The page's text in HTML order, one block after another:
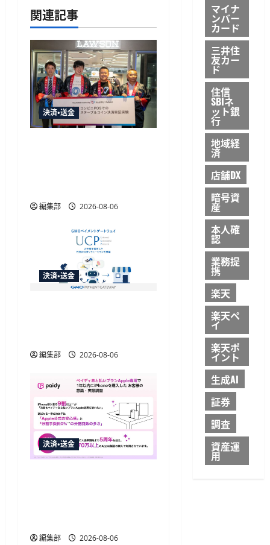
ョ
ン
関連記事
決済・送金
編集部 2026-08-06
決済・送金
編集部 2026-08-06
決済・送金
編集部 2026-08-06
マイナ
ンバー
カード
三井住
友カー
ド
住信
SBIネ
ット銀
行
地域経
済
店舗DX
暗号資
産
本人確
認
業務提
携
楽天
楽天ペ
イ
楽天ポ
イント
生成AI
証券
調査
資産運
用